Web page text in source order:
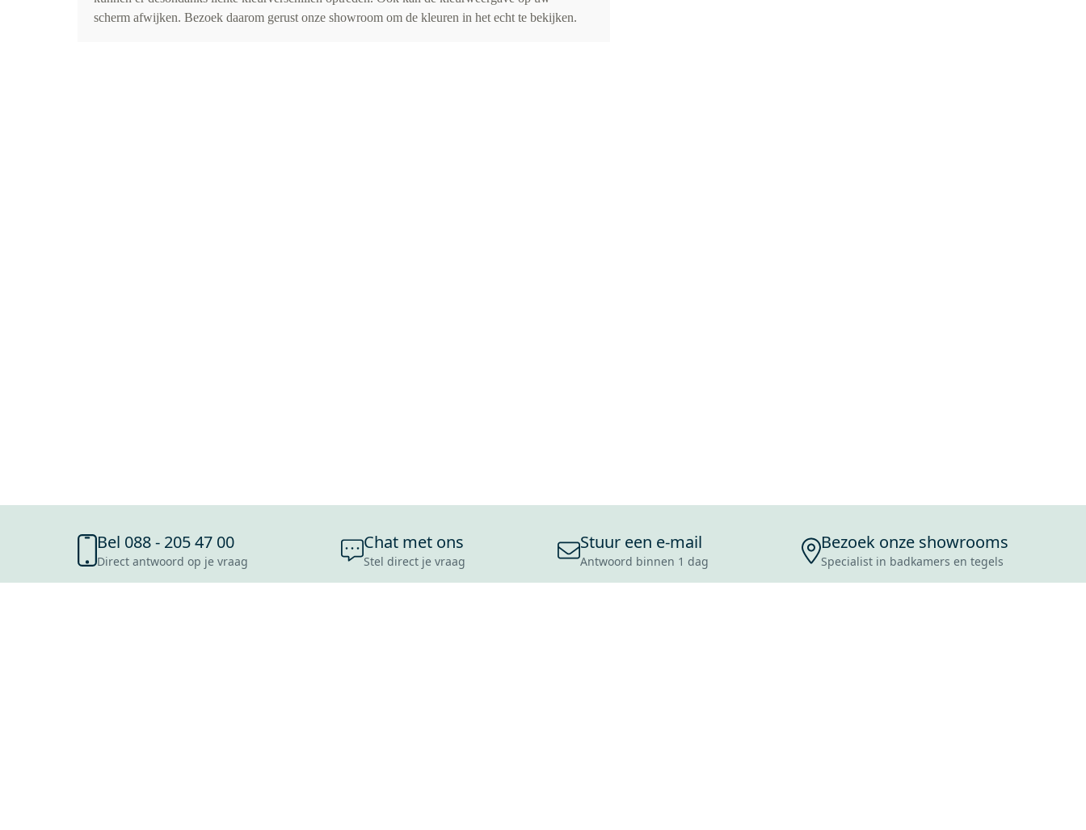
scherm afwijken. Bezoek daarom gerust onze showroom om de kleuren in het echt te bekijken.
Bel 088 - 205 47 00
Direct antwoord op je vraag
Chat met ons
Stel direct je vraag
Stuur een e-mail
Antwoord binnen 1 dag
Bezoek onze showrooms
Specialist in badkamers en tegels